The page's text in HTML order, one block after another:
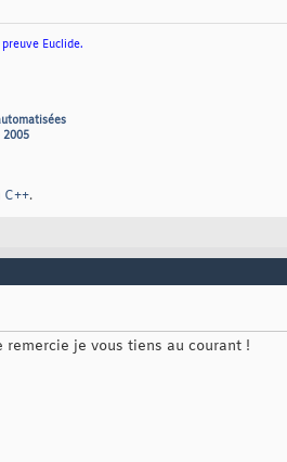
Euclide.
2005
C++.
je vous tiens au courant !